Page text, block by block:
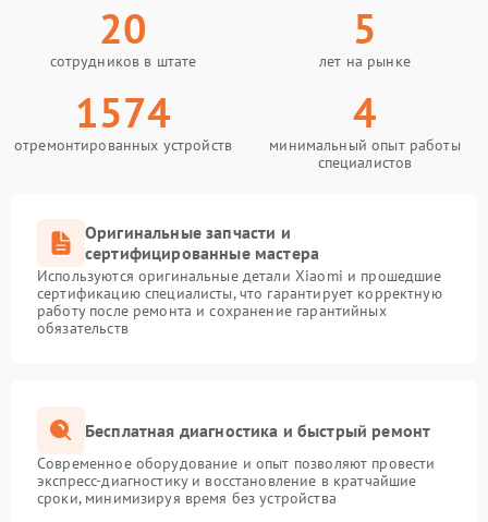
20
сотрудников в штате
5
лет на рынке
1574
отремонтированных устройств
4
минимальный опыт работы
специалистов
Оригинальные запчасти и
сертифицированные мастера
Используются оригинальные детали Xiaomi и прошедшие
сертификацию специалисты, что гарантирует корректную
работу после ремонта и сохранение гарантийных
обязательств
Бесплатная диагностика и быстрый ремонт
Современное оборудование и опыт позволяют провести
экспресс-диагностику и восстановление в кратчайшие
сроки, минимизируя время без устройства